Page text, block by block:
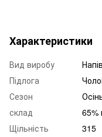
Характеристики
Вид виробу
Підлога
Сезон
склад
65%
Щільність
315